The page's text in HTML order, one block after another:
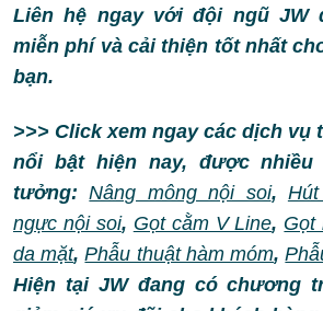
Liên hệ ngay với đội ngũ JW
miễn phí và cải thiện tốt nhất
bạn.
>>> Click xem ngay các dịch vụ
nổi bật hiện nay, được nhiều
tưởng:Nâng mông nội soi,
ngực nội soi, Gọt cằm V Line, Gọt
da mặt,Phẫu thuật hàm móm,
Hiện tại JW đang có chương